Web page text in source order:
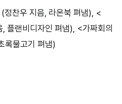
찬우 지음, 라온북 펴냄), <
플랜비디자인 펴냄), <가짜회의
록물고기 펴냄)